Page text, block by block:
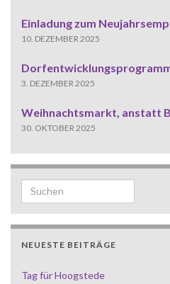
Einladung zum
10. DEZEMBER 2025
3. DEZEMBER 2025
Weihnachtsmarkt, anstatt
30. OKTOBER 2025
Search for:
NEUESTE BEITRÄGE
Tag für Hoogstede